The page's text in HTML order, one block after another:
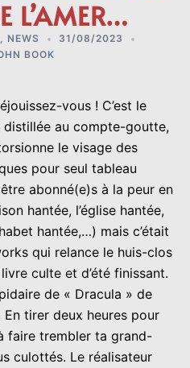
L’AMER…
, NEWS
31/08/2023
BOOK
vous ! C’est le
distillée au compte-goutte,
le visage des
pour seul tableau
abonné(e)s à la peur en
hantée, l’église hantée,
hantée,…) mais c’était
qui relance le huis-clos
culte et d’été finissant.
de « Dracula » de
tirer deux heures pour
faire trembler ta grand-
culottés. Le réalisateur